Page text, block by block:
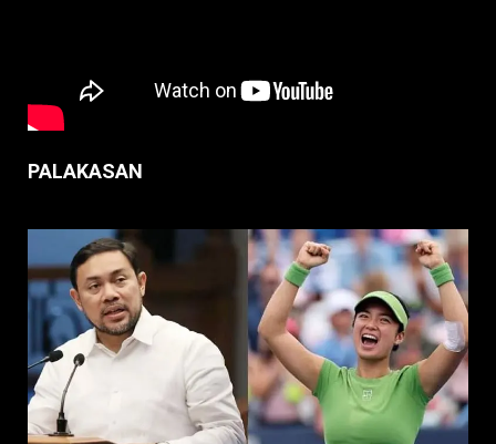
PALAKASAN